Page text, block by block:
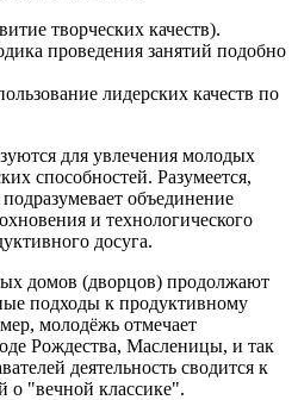
творческих качеств).
проведения занятий подобно
лидерских качеств по
для увлечения молодых
способностей. Разумеется,
объединение
и технологического
досуга.
домов (дворцов) продолжают
подходы к продуктивному
молодёжь отмечает
Рождества, Масленицы, и так
деятельность сводится к
о "вечной классике".